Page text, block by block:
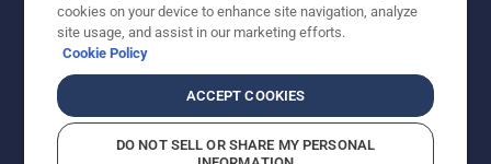
cookies on your device to enhance site navigation, analyze
site usage, and assist in our marketing efforts.
Cookie Policy
ACCEPT COOKIES
DO NOT SELL OR SHARE MY PERSONAL